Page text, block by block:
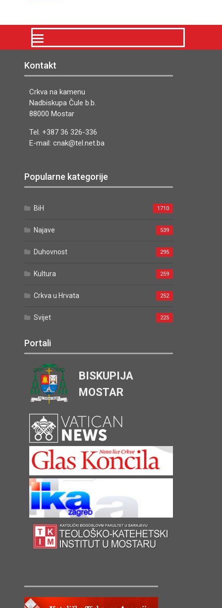
Kontakt
Crkva na kamenu
Nadbiskupa Čule b.b.
88000 Mostar
Tel. +387 36 326-336
E-mail: cnak@tel.net.ba
Popularne kategorije
BiH 1710
Najave 539
Duhovnost 295
Kultura 259
Crkva u Hrvata 252
Svijet 225
Portali
BISKUPIJA
MOSTAR